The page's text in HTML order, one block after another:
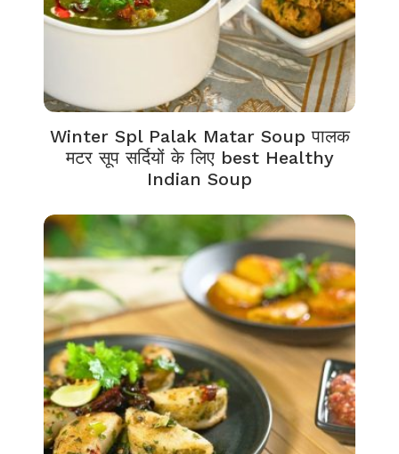
Winter Spl Palak Matar Soup पालक
मटर सूप सर्दियों के लिए best Healthy
Indian Soup